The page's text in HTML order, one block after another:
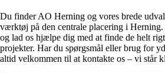
Du finder AO Herning og vores brede
værktøj på den centrale placering i
og lad os hjælpe dig med at finde de helt
projekter. Har du spørgsmål eller brug for
altid velkommen til at kontakte os – vi står